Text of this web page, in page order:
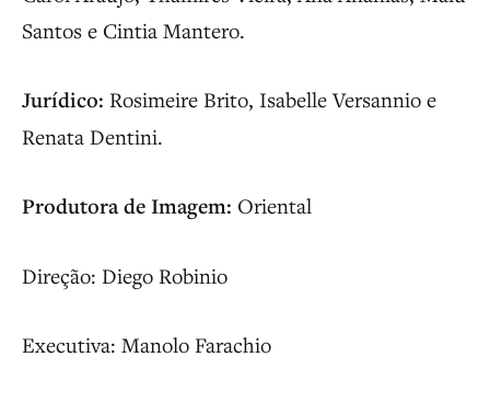
Santos e Cintia Mantero.
Jurídico: Rosimeire Brito, Isabelle Versannio e
Renata Dentini.
Produtora de Imagem: Oriental
Direção: Diego Robinio
Executiva: Manolo Farachio